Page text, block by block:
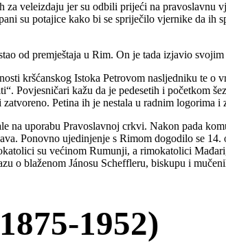
veleizdaju jer su odbili prijeći na pravoslavnu
su potajice kako bi se spriječilo vjernike da ih
od premještaja u Rim. On je tada izjavio
kršćanskog Istoka Petrovom nasljedniku te o
Povjesničari kažu da je pedesetih i početkom
Petina ih je nestala u radnim logorima i
uporabu Pravoslavnoj crkvi. Nakon pada
Ponovno ujedinjenje s Rimom dogodilo se
su većinom Rumunji, a rimokatolici
o blaženom Jánosu Scheffleru, biskupu i
1952)